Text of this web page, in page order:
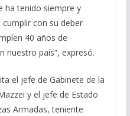
ha tenido siempre y
con su deber
40 años de
nuestro país”, expresó.
el jefe de Gabinete de la
y el jefe de Estado
Armadas, teniente